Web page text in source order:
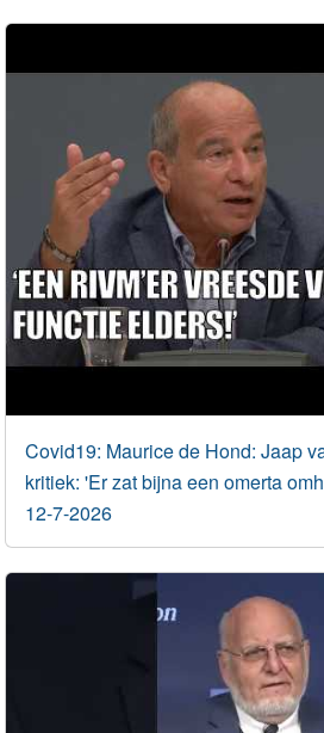
Covid19: Maurice de Hond: Jaap
kritiek: 'Er zat bijna een omerta
12-7-2026